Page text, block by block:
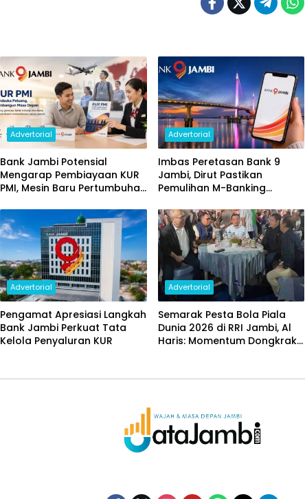
Advertorial
Bank Jambi Potensial
Mengarap Pembiayaan KUR
PMI, Mesin Baru Pertumbuhan
Advertorial
Imbas Peretasan Bank 9
Jambi, Dirut Pastikan
Pemulihan M-Banking
Advertorial
Pengamat Apresiasi Langkah
Bank Jambi Perkuat Tata
Kelola Penyaluran KUR
Advertorial
Semarak Pesta Bola Piala
Dunia 2026 di RRI Jambi, Al
Haris: Momentum Dongkrak